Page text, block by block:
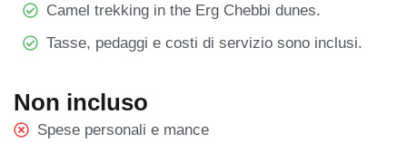
Camel trekking in the Erg Chebbi dunes.
Tasse, pedaggi e costi di servizio sono inclusi.
Non incluso
Spese personali e mance